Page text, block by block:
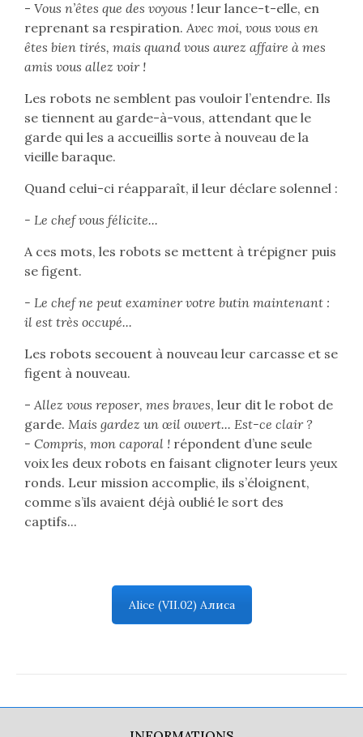
- Vous n’êtes que des voyous ! leur lance-t-elle, en
reprenant sa respiration. Avec moi, vous vous en
êtes bien tirés, mais quand vous aurez affaire à mes
amis vous allez voir !
Les robots ne semblent pas vouloir l’entendre. Ils
se tiennent au garde-à-vous, attendant que le
garde qui les a accueillis sorte à nouveau de la
vieille baraque.
Quand celui-ci réapparaît, il leur déclare solennel :
- Le chef vous félicite...
A ces mots, les robots se mettent à trépigner puis
se figent.
- Le chef ne peut examiner votre butin maintenant :
il est très occupé...
Les robots secouent à nouveau leur carcasse et se
figent à nouveau.
- Allez vous reposer, mes braves, leur dit le robot de
garde. Mais gardez un œil ouvert... Est-ce clair ?
- Compris, mon caporal ! répondent d’une seule
voix les deux robots en faisant clignoter leurs yeux
ronds. Leur mission accomplie, ils s’éloignent,
comme s’ils avaient déjà oublié le sort des
captifs...
Alice (VII.02) Алиса